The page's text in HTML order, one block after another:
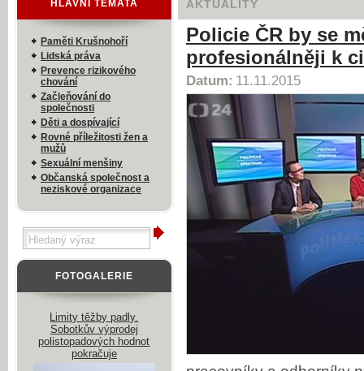
AKTUALITY
Policie ČR by se
profesionálněji k
Datum: 11.11.2015
HLAVNÍ TÉMATA
Paměti Krušnohoří
Lidská práva
Prevence rizikového
chování
Začleňování do
společnosti
Děti a dospívající
Rovné příležitosti žen a
mužů
Sexuální menšiny
Občanská společnost a
neziskové organizace
FOTOGALERIE
Limity těžby padly.
Sobotkův výprodej
polistopadových hodnot
pokračuje